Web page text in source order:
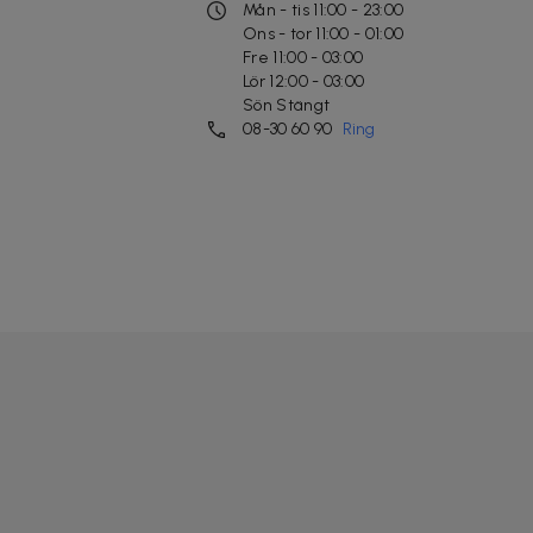
Mån - tis 11:00 - 23:00
Ons - tor 11:00 - 01:00
Fre 11:00 - 03:00
Lör 12:00 - 03:00
Sön Stängt
08-30 60 90 Ring